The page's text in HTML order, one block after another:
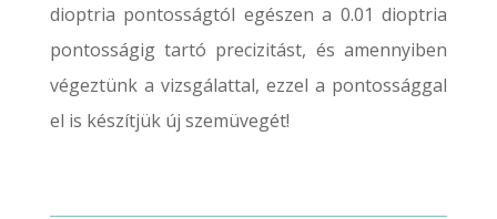
dioptria pontosságtól egészen a 0.01 dioptria
pontosságig tartó precizitást, és amennyiben
végeztünk a vizsgálattal, ezzel a pontossággal
el is készítjük új szemüvegét!